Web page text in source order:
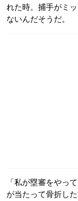
れた時。捕手がミ
ないんだそうだ。
「私が塁審をやっ
が当たって骨折し